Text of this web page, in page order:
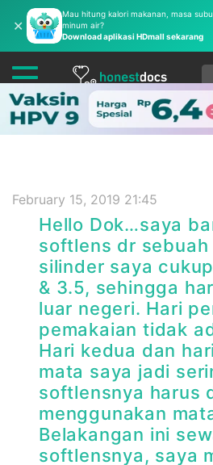
✕
Mau hitung kalori makanan, masa
minum air?
Download aplikasi HDmall sekarang
February 15, 2019 21:45
Hello Dok…saya
softlens dr
silinder saya
& 3.5, sehingga
luar negeri. Hari
pemakaian tidak
Hari kedua dan
mata saya jadi
softlensnya harus
menggunakan
Belakangan ini
softlensnya, saya